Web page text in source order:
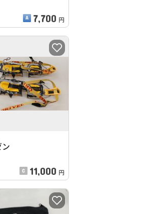
7,700 円
11,000 円